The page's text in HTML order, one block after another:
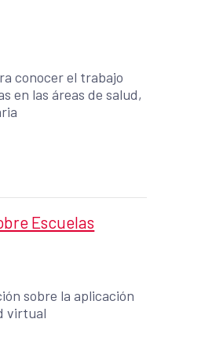
conocer el trabajo
en las áreas de salud,
Escuelas
sobre la aplicación
virtual